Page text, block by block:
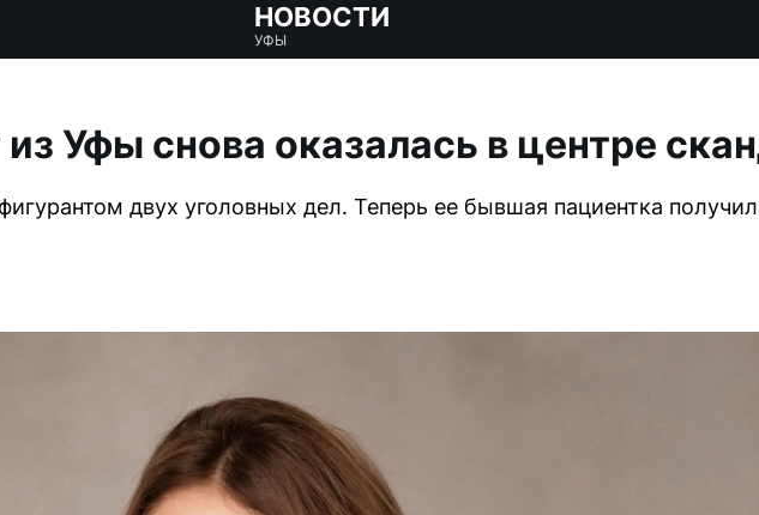
НОВОСТИ
УФЫ
Уфы снова оказалась в центре
двух уголовных дел. Теперь ее бывшая пациентка